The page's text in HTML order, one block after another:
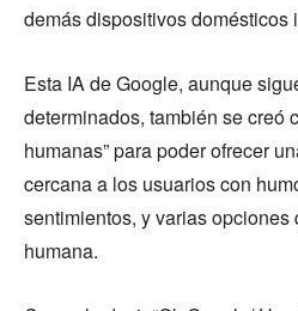
demás dispositivos domésticos
Esta IA de Google, aunque
determinados, también se creó
humanas” para poder ofrecer
cercana a los usuarios con
sentimientos, y varias opciones
humana.